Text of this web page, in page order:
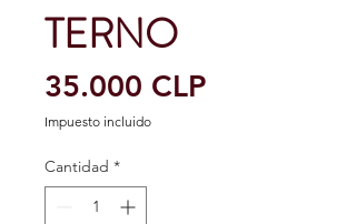
TERNO
35.000 CLP
Impuesto incluido
Cantidad *